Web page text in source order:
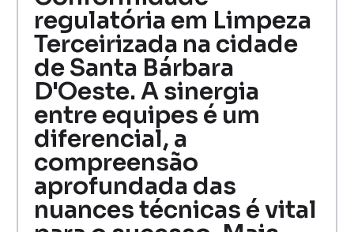
regulatória em Limpeza
Terceirizada na cidade
de Santa Bárbara
D'Oeste. A sinergia
entre equipes é um
diferencial, a
compreensão
aprofundada das
nuances técnicas é vital